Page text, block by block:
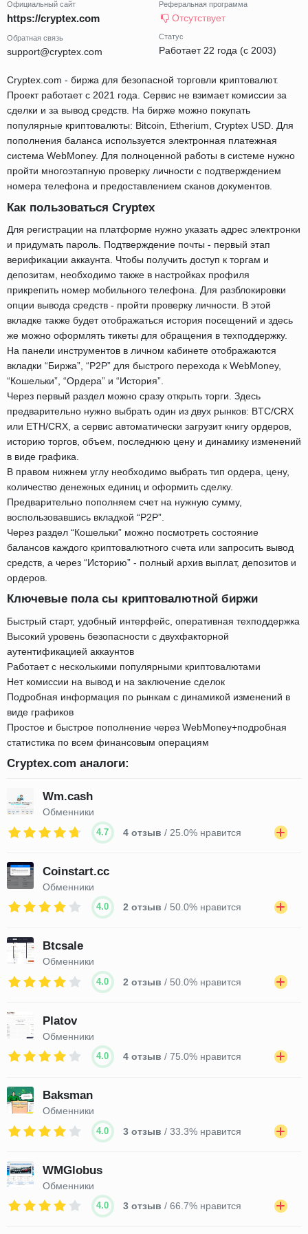
Официальный сайт
https://cryptex.com
Обратная связь
support@cryptex.com
Реферальная программа
Отсутствует
Статус
Работает 22 года (с 2003)
Cryptex.com - биржа для безопасной торговли криптовалют.
Проект работает с 2021 года. Сервис не взимает комиссии за
сделки и за вывод средств. На бирже можно покупать
популярные криптовалюты: Bitcoin, Etherium, Cryptex USD. Для
пополнения баланса используется электронная платежная
система WebMoney. Для полноценной работы в системе нужно
пройти многоэтапную проверку личности с подтверждением
номера телефона и предоставлением сканов документов.
Как пользоваться Cryptex
Для регистрации на платформе нужно указать адрес электронки
и придумать пароль. Подтверждение почты - первый этап
верификации аккаунта. Чтобы получить доступ к торгам и
депозитам, необходимо также в настройках профиля
прикрепить номер мобильного телефона. Для разблокировки
опции вывода средств - пройти проверку личности. В этой
вкладке также будет отображаться история посещений и здесь
же можно оформлять тикеты для обращения в техподдержку.
На панели инструментов в личном кабинете отображаются
вкладки “Биржа”, “P2P” для быстрого перехода к WebMoney,
“Кошельки”, “Ордера” и “История”.
Через первый раздел можно сразу открыть торги. Здесь
предварительно нужно выбрать один из двух рынков: BTC/CRX
или ETH/CRX, а сервис автоматически загрузит книгу ордеров,
историю торгов, объем, последнюю цену и динамику изменений
в виде графика.
В правом нижнем углу необходимо выбрать тип ордера, цену,
количество денежных единиц и оформить сделку.
Предварительно пополняем счет на нужную сумму,
воспользовавшись вкладкой “P2P”.
Через раздел “Кошельки” можно посмотреть состояние
балансов каждого криптовалютного счета или запросить вывод
средств, а через “Историю” - полный архив выплат, депозитов и
ордеров.
Ключевые пола сы криптовалютной биржи
Быстрый старт, удобный интерфейс, оперативная техподдержка
Высокий уровень безопасности с двухфакторной
аутентификацией аккаунтов
Работает с несколькими популярными криптовалютами
Нет комиссии на вывод и на заключение сделок
Подробная информация по рынкам с динамикой изменений в
виде графиков
Простое и быстрое пополнение через WebMoney+подробная
статистика по всем финансовым операциям
Cryptex.com аналоги:
Wm.cash
Обменники
4.7 4 отзыв / 25.0% нравится
Coinstart.cc
Обменники
4.0 2 отзыв / 50.0% нравится
Btcsale
Обменники
4.0 2 отзыв / 50.0% нравится
Platov
Обменники
4.0 4 отзыв / 75.0% нравится
Baksman
Обменники
4.0 3 отзыв / 33.3% нравится
WMGlobus
Обменники
4.0 3 отзыв / 66.7% нравится